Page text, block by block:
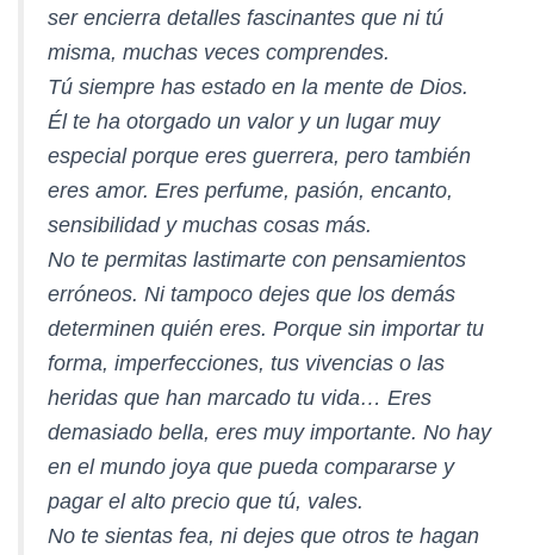
ser encierra detalles fascinantes que ni tú
misma, muchas veces comprendes.
Tú siempre has estado en la mente de Dios.
Él te ha otorgado un valor y un lugar muy
especial porque eres guerrera, pero también
eres amor. Eres perfume, pasión, encanto,
sensibilidad y muchas cosas más.
No te permitas lastimarte con pensamientos
erróneos. Ni tampoco dejes que los demás
determinen quién eres. Porque sin importar tu
forma, imperfecciones, tus vivencias o las
heridas que han marcado tu vida… Eres
demasiado bella, eres muy importante. No hay
en el mundo joya que pueda compararse y
pagar el alto precio que tú, vales.
No te sientas fea, ni dejes que otros te hagan